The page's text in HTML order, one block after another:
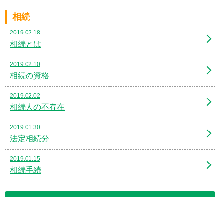
相続
2019.02.18
相続とは
2019.02.10
相続の資格
2019.02.02
相続人の不存在
2019.01.30
法定相続分
2019.01.15
相続手続